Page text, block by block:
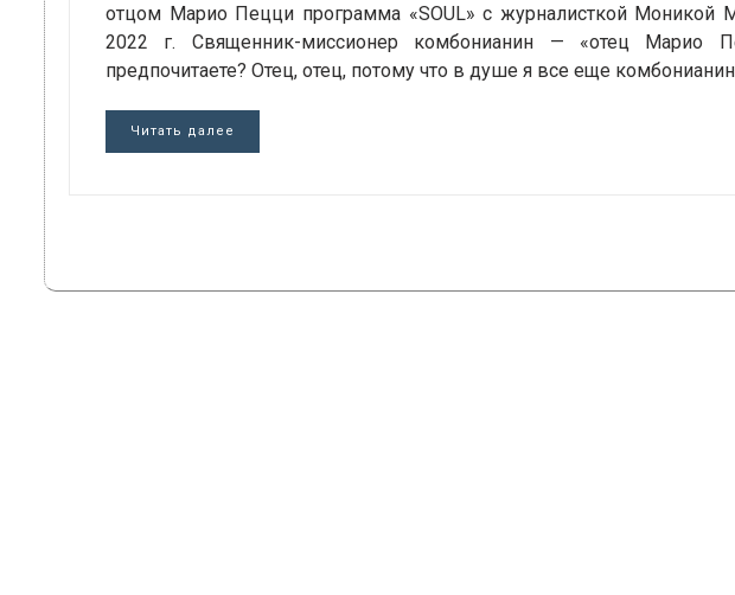
отцом Марио Пецци программа «SOUL» c журналисткой Моникой
2022 г. Священник-миссионер комбонианин — «отец
предпочитаете? Отец, отец, потому что в душе я все еще
Читать далее